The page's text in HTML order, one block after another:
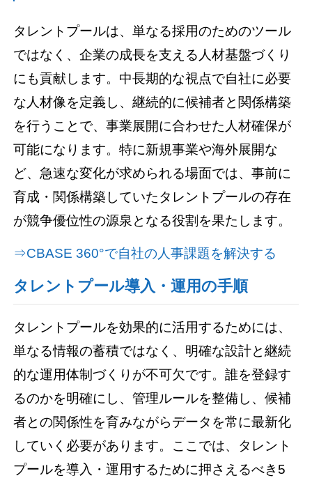
タレントプールは、単なる採用のためのツール
ではなく、企業の成長を支える人材基盤づくり
にも貢献します。中長期的な視点で自社に必要
な人材像を定義し、継続的に候補者と関係構築
を行うことで、事業展開に合わせた人材確保が
可能になります。特に新規事業や海外展開な
ど、急速な変化が求められる場面では、事前に
育成・関係構築していたタレントプールの存在
が競争優位性の源泉となる役割を果たします。
⇒CBASE 360°で自社の人事課題を解決する
タレントプール導入・運用の手順
タレントプールを効果的に活用するためには、
単なる情報の蓄積ではなく、明確な設計と継続
的な運用体制づくりが不可欠です。誰を登録す
るのかを明確にし、管理ルールを整備し、候補
者との関係性を育みながらデータを常に最新化
していく必要があります。ここでは、タレント
プールを導入・運用するために押さえるべき5